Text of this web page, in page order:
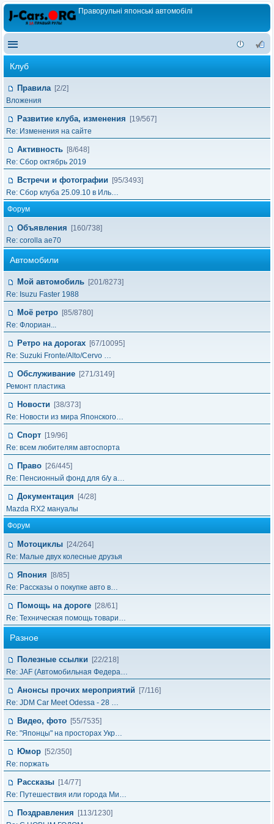
Праворульні японські автомобілі
Клуб
Правила [2/2]
Вложения
Развитие клуба, изменения
[19/567]
Re: Изменения на сайте
Активность [8/648]
Re: Сбор октябрь 2019
Встречи и фотографии
[95/3493]
Re: Сбор клуба 25.09.10 в Иль…
Форум
Объявления
[160/738]
Re: corolla ae70
Автомобили
Мой автомобиль [201/8273]
Re: Isuzu Faster 1988
Моё ретро [85/8780]
Re: Флориан...
Ретро на дорогах [67/10095]
Re: Suzuki Fronte/Alto/Cervo …
Обслуживание [271/3149]
Ремонт пластика
Новости
[38/373]
Re: Новости из мира Японского…
Спорт [19/96]
Re: всем любителям автоспорта
Право [26/445]
Re: Пенсионный фонд для б/у а…
Документация
[4/28]
Mazda RX2 мануалы
Форум
Мотоциклы [24/264]
Re: Малые двух колесные друзья
Япония
[8/85]
Re: Рассказы о покупке авто в…
Помощь на дороге [28/61]
Re: Техническая помощь товари…
Разное
Полезные ссылки
[22/218]
Re: JAF (Автомобильная Федера…
Анонсы прочих мероприятий
[7/116]
Re: JDM Car Meet Odessa - 28 …
Видео, фото [55/7535]
Re: "Японцы" на просторах Укр…
Юмор [52/350]
Re: поржать
Рассказы [14/77]
Re: Путешествия или города Ми…
Поздравления
[113/1230]